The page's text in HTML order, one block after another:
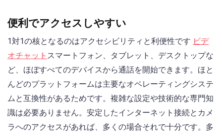
便利でアクセスしやすい
1対1の核となるのはアクセシビリティと利便性です ビデ
オチャット スマートフォン、タブレット、デスクトップな
ど、ほぼすべてのデバイスから通話を開始できます。ほと
んどのプラットフォームは主要なオペレーティングシステ
ムと互換性があるためです。複雑な設定や技術的な専門知
識は必要ありません。安定したインターネット接続とカメ
ラへのアクセスがあれば、多くの場合それで十分です。多